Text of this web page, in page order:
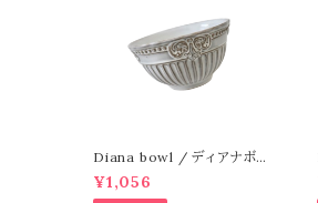
Diana bowl / ディアナボウ
ル
¥1,056